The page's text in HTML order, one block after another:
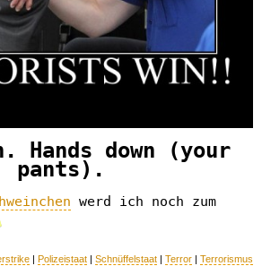
Hands down (your
pants).
werd ich noch zum
| Polizeistaat | Schnüffelstaat | Terror | Terrorismus